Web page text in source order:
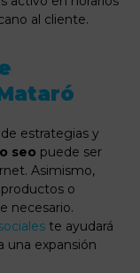
al cliente.
estrategias y
seo puede ser
Asimismo,
o
necesario.
te ayudará
expansión